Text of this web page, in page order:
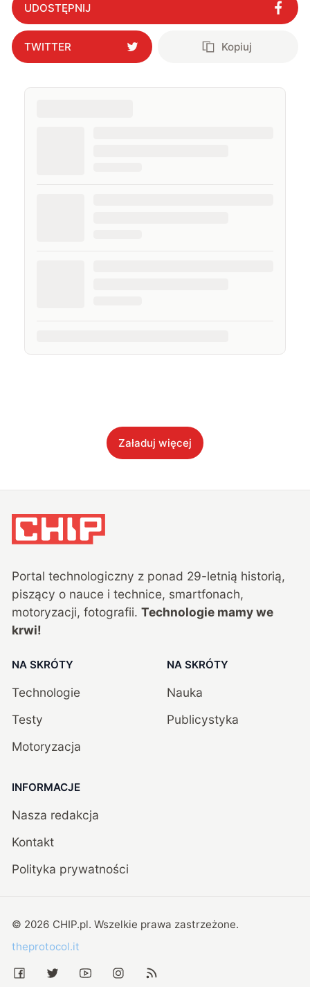
UDOSTĘPNIJ
TWITTER Kopiuj
Załaduj więcej
Portal technologiczny z ponad 29-letnią historią,
piszący o nauce i technice, smartfonach,
motoryzacji, fotografii. Technologie mamy we
krwi!
NA SKRÓTY
Technologie
Testy
Motoryzacja
NA SKRÓTY
Nauka
Publicystyka
INFORMACJE
Nasza redakcja
Kontakt
Polityka prywatności
© 2026 CHIP.pl. Wszelkie prawa zastrzeżone.
theprotocol.it